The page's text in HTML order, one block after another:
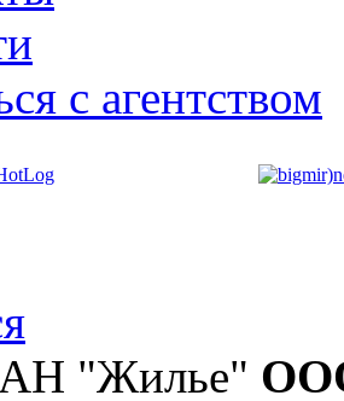
с агентством
"Жилье"